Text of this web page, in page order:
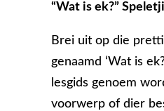
“Wat is ek?”
Brei uit op die
genaamd ‘Wat is
lesgids genoem
voorwerp of dier